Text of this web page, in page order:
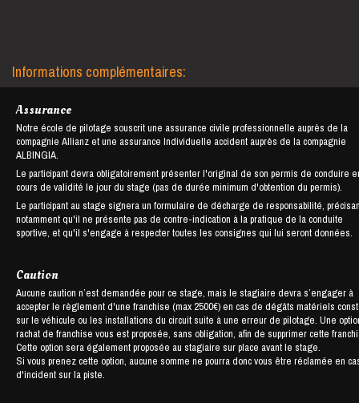
Informations complémentaires:
Assurance
Notre école de pilotage souscrit une assurance civile professionnelle auprès de la
compagnie Allianz et une assurance Individuelle accident auprès de la compagnie
ALBINGIA.
Le participant devra obligatoirement présenter l'original de son permis de conduire
cours de validité le jour du stage (pas de durée minimum d'obtention du permis).
Le participant au stage signera un formulaire de décharge de responsabilité,
notamment qu'il ne présente pas de contre-indication à la pratique de la conduite
sportive, et qu'il s'engage à respecter toutes les consignes qui lui seront données.
Caution
Aucune caution n’est demandée pour ce stage, mais le stagiaire devra s’engager à
accepter le règlement d'une franchise (max 2500€) en cas de dégâts matériels
sur le véhicule ou les installations du circuit suite à une erreur de pilotage. Une
rachat de franchise vous est proposée, sans obligation, afin de supprimer cette
Cette option sera également proposée au stagiaire sur place avant le stage.
Si vous prenez cette option, aucune somme ne pourra donc vous être réclamée en
d'incident sur la piste.